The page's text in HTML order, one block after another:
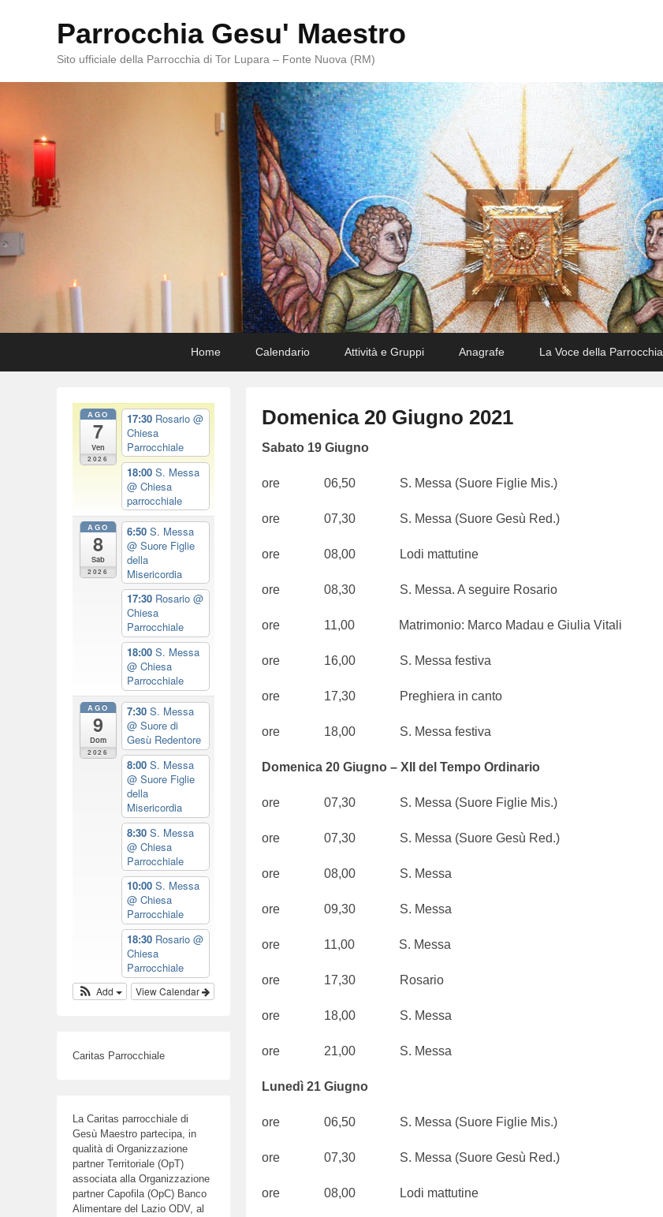
Parrocchia Gesu' Maestro
Sito ufficiale della Parrocchia di Tor Lupara – Fonte Nuova (RM)
Home Calendario Attività e Gruppi Anagrafe La Voce della Parrocchia
Domenica 20 Giugno 2021
P
s
e
n
9
0
/
2
b
w
b
s
e
Sabato 19 Giugno
ore 06,50 S. Messa (Suore Figlie Mis.)
ore 07,30 S. Messa (Suore Gesù Red.)
ore 08,00 Lodi mattutine
ore 08,30 S. Messa. A seguire Rosario
ore 11,00 Matrimonio: Marco Madau e Giulia Vitali
ore 16,00 S. Messa festiva
ore 17,30 Preghiera in canto
ore 18,00 S. Messa festiva
Domenica 20 Giugno – XII del Tempo Ordinario
ore 07,30 S. Messa (Suore Figlie Mis.)
ore 07,30 S. Messa (Suore Gesù Red.)
ore 08,00 S. Messa
ore 09,30 S. Messa
ore 11,00 S. Messa
ore 17,30 Rosario
ore 18,00 S. Messa
ore 21,00 S. Messa
Lunedì 21 Giugno
ore 06,50 S. Messa (Suore Figlie Mis.)
ore 07,30 S. Messa (Suore Gesù Red.)
ore 08,00 Lodi mattutine
AGO
7
Ven
2026
17:30 Rosario @
Chiesa
Parrocchiale
18:00 S. Messa
@ Chiesa
parrocchiale
AGO
8
Sab
2026
6:50 S. Messa
@ Suore Figlie
della
Misericordia
17:30 Rosario @
Chiesa
Parrocchiale
18:00 S. Messa
@ Chiesa
Parrocchiale
AGO
9
Dom
2026
7:30 S. Messa
@ Suore di
Gesù Redentore
8:00 S. Messa
@ Suore Figlie
della
Misericordia
8:30 S. Messa
@ Chiesa
Parrocchiale
10:00 S. Messa
@ Chiesa
Parrocchiale
18:30 Rosario @
Chiesa
Parrocchiale
View Calendar
Add
Caritas Parrocchiale
La Caritas parrocchiale di
Gesù Maestro partecipa, in
qualità di Organizzazione
partner Territoriale (OpT)
associata alla Organizzazione
partner Capofila (OpC) Banco
Alimentare del Lazio ODV, al